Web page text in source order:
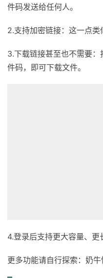
件码发送给任何人。
2.支持加密链接：这一点类
3.下载链接甚至也不需要
件码，即可下载文件。
4.登录后支持更大容量、更
更多功能请自行探索：奶